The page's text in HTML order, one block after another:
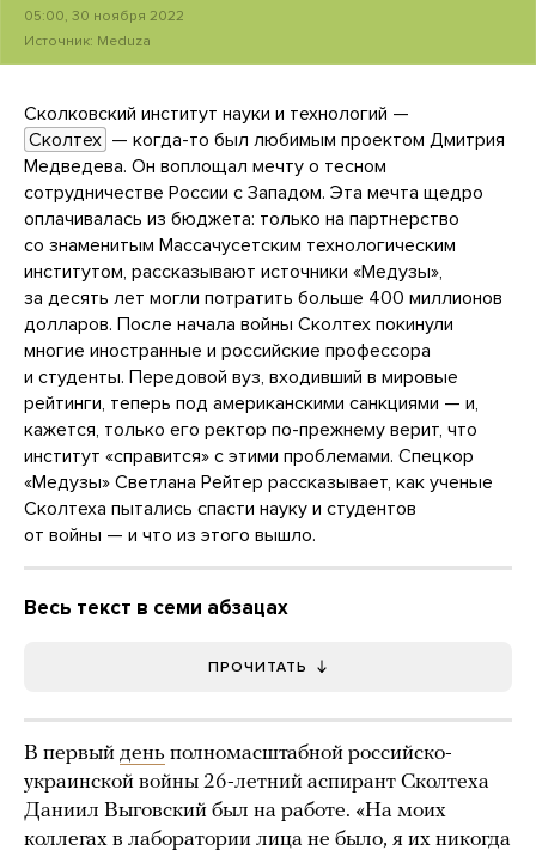
05:00, 30 ноября 2022
Источник: Meduza
Сколковский институт науки и технологий —
Сколтех — когда-то был любимым проектом Дмитрия
Медведева. Он воплощал мечту о тесном
сотрудничестве России с Западом. Эта мечта щедро
оплачивалась из бюджета: только на партнерство
со знаменитым Массачусетским технологическим
институтом, рассказывают источники «Медузы»,
за десять лет могли потратить больше 400 миллионов
долларов. После начала войны Сколтех покинули
многие иностранные и российские профессора
и студенты. Передовой вуз, входивший в мировые
рейтинги, теперь под американскими санкциями — и,
кажется, только его ректор по-прежнему верит, что
институт «справится» с этими проблемами. Спецкор
«Медузы» Светлана Рейтер рассказывает, как ученые
Сколтеха пытались спасти науку и студентов
от войны — и что из этого вышло.
Весь текст в семи абзацах
ПРОЧИТАТЬ
В первый день полномасштабной российско-
украинской войны 26-летний аспирант Сколтеха
Даниил Выговский был на работе. «На моих
коллегах в лаборатории лица не было, я их никогда